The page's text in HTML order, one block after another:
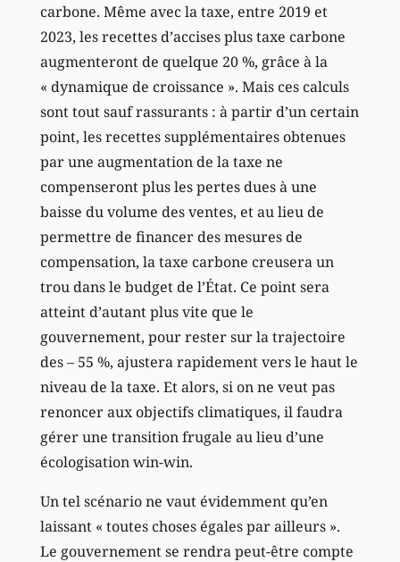
carbone. Même avec la taxe, entre 2019 et
2023, les recettes d’accises plus taxe carbone
augmenteront de quelque 20 %, grâce à la
« dynamique de croissance ». Mais ces calculs
sont tout sauf rassurants : à partir d’un certain
point, les recettes supplémentaires obtenues
par une augmentation de la taxe ne
compenseront plus les pertes dues à une
baisse du volume des ventes, et au lieu de
permettre de financer des mesures de
compensation, la taxe carbone creusera un
trou dans le budget de l’État. Ce point sera
atteint d’autant plus vite que le
gouvernement, pour rester sur la trajectoire
des – 55 %, ajustera rapidement vers le haut le
niveau de la taxe. Et alors, si on ne veut pas
renoncer aux objectifs climatiques, il faudra
gérer une transition frugale au lieu d’une
écologisation win-win.
Un tel scénario ne vaut évidemment qu’en
laissant « toutes choses égales par ailleurs ».
Le gouvernement se rendra peut-être compte